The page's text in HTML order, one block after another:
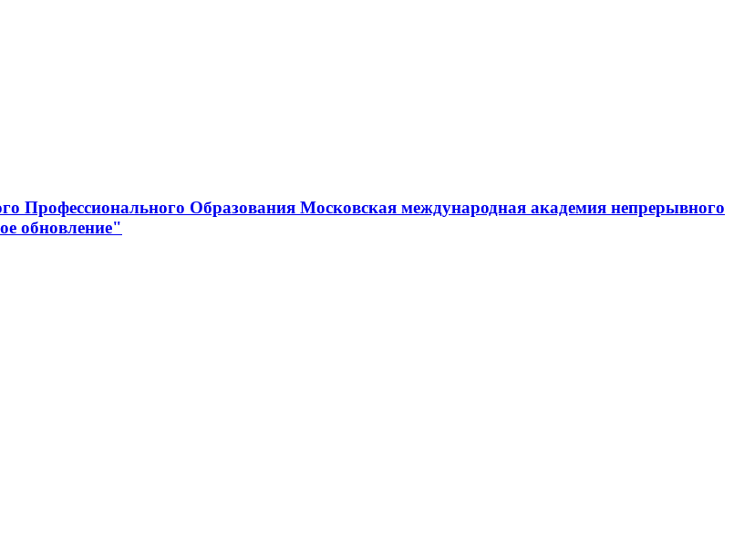
Профессионального Образования Московская международная академия непрерывного
обновление"